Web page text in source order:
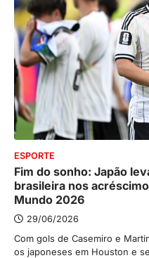
ESPORTE
Fim do sonho: Japão
brasileira nos
Mundo 2026
29/06/2026
Com gols de Casemiro e
os japoneses em Houston e